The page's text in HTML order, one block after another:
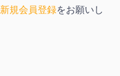
新規会員登録をお願いし